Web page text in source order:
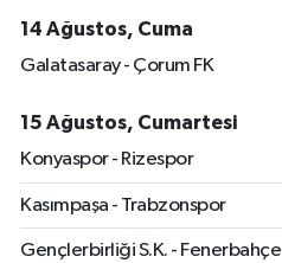
14 Ağustos, Cuma
Galatasaray - Çorum FK
15 Ağustos, Cumartesi
Konyaspor - Rizespor
Kasımpaşa - Trabzonspor
Gençlerbirliği S.K. - Fenerbahçe